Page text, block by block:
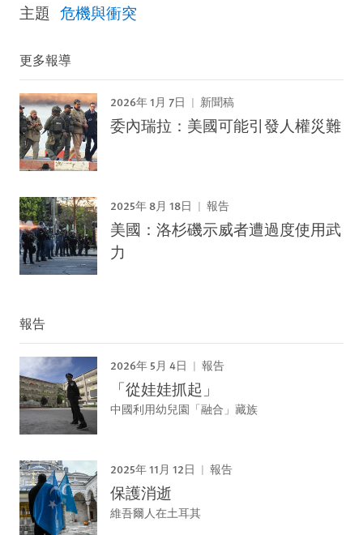
主題 危機與衝突
更多報導
2026年 1月 7日 新聞稿
委內瑞拉：美國可能引發人權災難
2025年 8月 18日 報告
美國：洛杉磯示威者遭過度使用武
力
報告
2026年 5月 4日 報告
「從娃娃抓起」
中國利用幼兒園「融合」藏族
2025年 11月 12日 報告
保護消逝
維吾爾人在土耳其